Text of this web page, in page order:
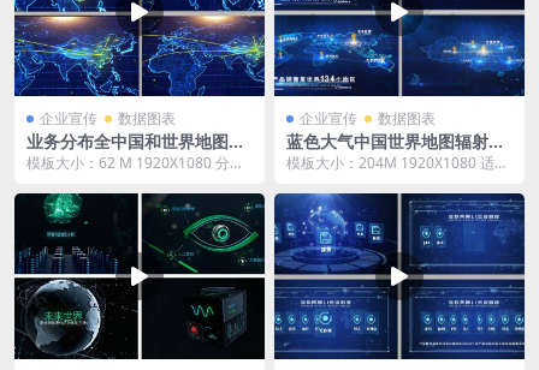
企业宣传 数据图表
业务分布全中国和世界地图遍
布全球ae模板
模板大小：62 M 1920X1080 分辨
企业宣传 数据图表
蓝色大气中国世界地图辐射AE
模板
模板大小：204M 1920X1080 适用